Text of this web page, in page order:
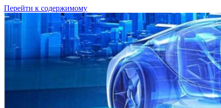
Перейти к содержимому